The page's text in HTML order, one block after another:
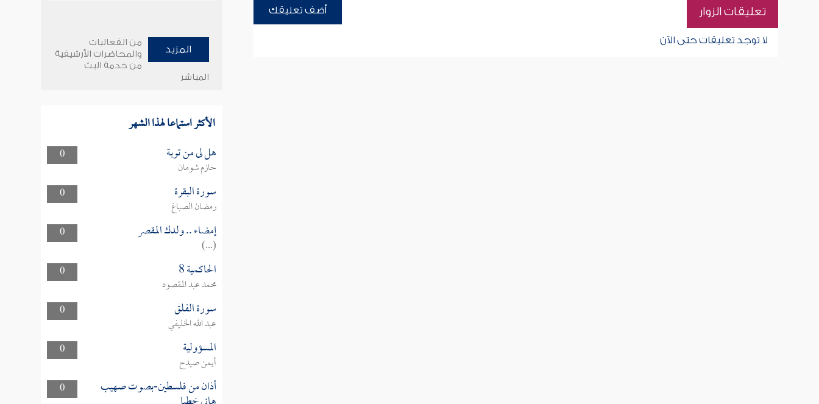
تعليقات الزوار أضف تعليقك
لا توجد تعليقات حتى الآن
المزيد
من الفعاليات
والمحاضرات الأرشيفية
من خدمة البث
المباشر
الأكثر استماعا لهذا الشهر
0 هل لى من توبة
حازم شومان
0
سورة البقرة
رمضان الصباغ
0
إمضاء .. ولدك المقصر
(...)
0
الحاكمية 8
محمد عبد المقصود
0
سورة الفلق
عبد الله الخليفي
0
المسؤولية
أيمن صيدح
0
أذان من فلسطين-بصوت صهيب